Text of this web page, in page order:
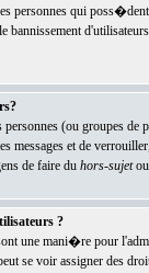
personnes qui
bannissement
(ou groupes de
messages et de
de faire du hors-sujetou
?
une mani�re pour
se voir assigner